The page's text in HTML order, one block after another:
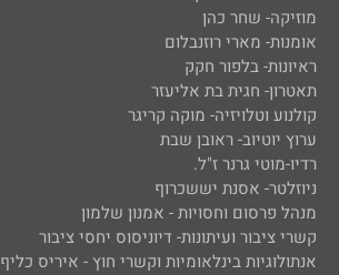
מוזיקה- שחר כהן
אומנות- מארי רוזנבלום
ראיונות- בלפור חקק
תאטרון- חגית בת אליעזר
קולנוע וטלויזיה- מוקה קריגר
ערוץ יוטיוב- ראובן שבת
רדיו-מוטי גרנר ז"ל.
ניוזלטר- אסנת יששכרוף
מנהל פרסום וחסויות - אמנון שלמון
קשרי ציבור ועיתונות- דיוניסוס יחסי ציבור
אנתולוגיות בינלאומיות וקשרי חוץ - איריס כליף